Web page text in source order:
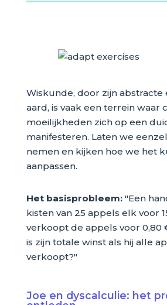
Wiskunde, door zijn abstracte
aard, is vaak een terrein waar
moeilijkheden zich op een
manifesteren. Laten we
nemen en kijken hoe we het
aanpassen.
Het basisprobleem:"Een
kisten van 25 appels elk voor
verkoopt de appels voor 0,80
is zijn totale winst als hij alle
verkoopt?"
Joe en dyscalculie: het